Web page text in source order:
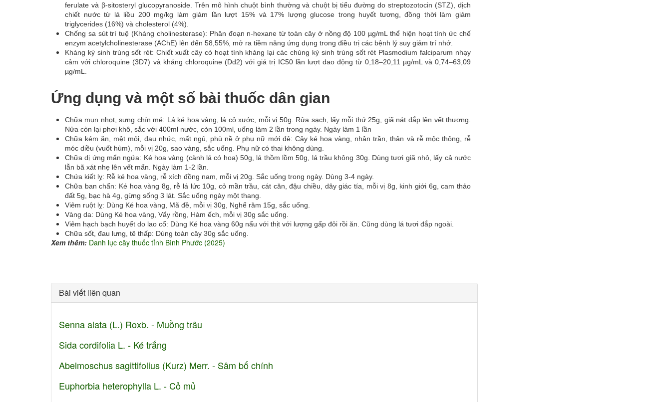
ferulate và β-sitosteryl glucopyranoside. Trên mô hình chuột bình thường và chuột bị tiểu đường do streptozotocin (STZ), dịch
chiết nước từ lá liều 200 mg/kg làm giảm lần lượt 15% và 17% lượng glucose trong huyết tương, đồng thời làm giảm
triglycerides (16%) và cholesterol (4%).
Chống sa sút trí tuệ (Kháng cholinesterase): Phân đoạn n-hexane từ toàn cây ở nồng độ 100 µg/mL thể hiện hoạt tính ức chế
enzym acetylcholinesterase (AChE) lên đến 58,55%, mở ra tiềm năng ứng dụng trong điều trị các bệnh lý suy giảm trí nhớ.
Kháng ký sinh trùng sốt rét: Chiết xuất cây có hoạt tính kháng lại các chủng ký sinh trùng sốt rét Plasmodium falciparum nhạy
cảm với chloroquine (3D7) và kháng chloroquine (Dd2) với giá trị IC50 lần lượt dao động từ 0,18–20,11 µg/mL và 0,74–63,09
µg/mL.
Ứng dụng và một số bài thuốc dân gian
Chữa mụn nhọt, sưng chín mé: Lá ké hoa vàng, lá cỏ xước, mỗi vị 50g. Rửa sạch, lấy mỗi thứ 25g, giã nát đắp lên vết thương.
Nửa còn lại phơi khô, sắc với 400ml nước, còn 100ml, uống làm 2 lần trong ngày. Ngày làm 1 lần
Chữa kém ăn, mệt mỏi, đau nhức, mất ngủ, phù nề ở phụ nữ mới đẻ: Cây ké hoa vàng, nhân trần, thân và rễ mộc thông, rễ
móc diều (vuốt hùm), mỗi vị 20g, sao vàng, sắc uống. Phụ nữ có thai không dùng.
Chữa dị ứng mẩn ngứa: Ké hoa vàng (cành lá có hoa) 50g, lá thồm lồm 50g, lá trầu không 30g. Dùng tươi giã nhỏ, lấy cả nước
lẫn bã xát nhẹ lên vết mẩn. Ngày làm 1-2 lần.
Chứa kiết lỵ: Rễ ké hoa vàng, rễ xích đồng nam, mỗi vị 20g. Sắc uống trong ngày. Dùng 3-4 ngày.
Chữa ban chẩn: Ké hoa vàng 8g, rễ lá lức 10g, cỏ mần trầu, cát căn, đậu chiều, dây giác tía, mỗi vị 8g, kinh giới 6g, cam thảo
đất 5g, bạc hà 4g, gừng sống 3 lát. Sắc uống ngày một thang.
Viêm ruột lỵ: Dùng Ké hoa vàng, Mã đề, mỗi vị 30g, Nghể răm 15g, sắc uống.
Vàng da: Dùng Ké hoa vàng, Vẩy rồng, Hàm ếch, mỗi vị 30g sắc uống.
Viêm hạch bạch huyết do lao cổ: Dùng Ké hoa vàng 60g nấu với thịt với lượng gấp đôi rồi ăn. Cũng dùng lá tươi đắp ngoài.
Chữa sốt, đau lưng, tê thấp: Dùng toàn cây 30g sắc uống.
Xem thêm: Danh lục cây thuốc tỉnh Bình Phước (2025)
Bài viết liên quan
Senna alata (L.) Roxb. - Muồng trâu
Sida cordifolia L. - Ké trắng
Abelmoschus sagittifolius (Kurz) Merr. - Sâm bố chính
Euphorbia heterophylla L. - Cỏ mủ